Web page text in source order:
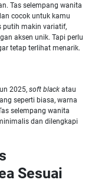
Tas selempang wanita
cocok untuk kamu
putih makin variatif,
aksen unik. Tapi perlu
tetap terlihat menarik.
2025, soft black atau
seperti biasa, warna
selempang wanita
dan dilengkapi
Sesuai